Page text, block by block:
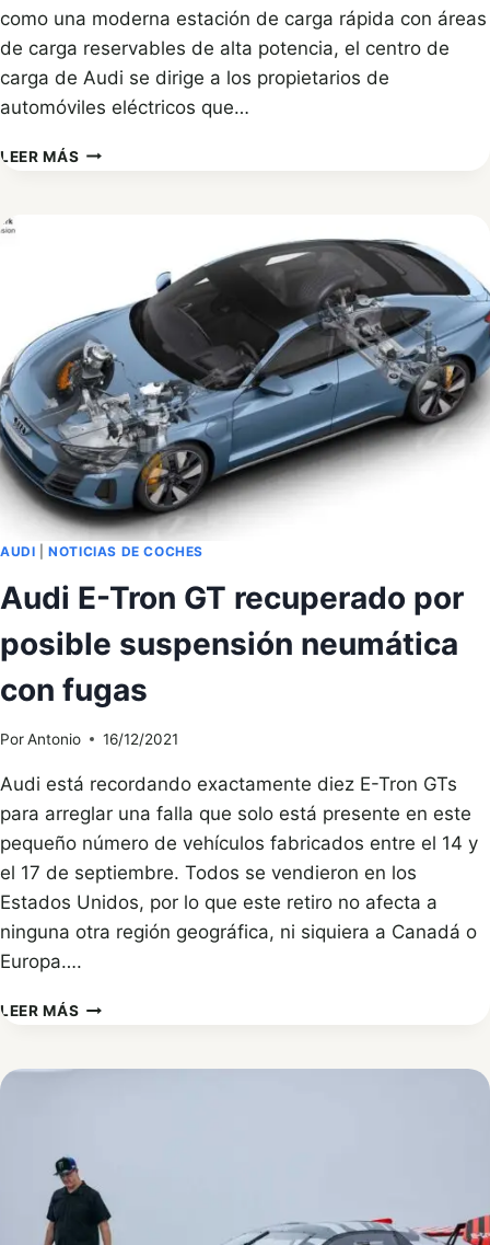
como una moderna estación de carga rápida con áreas
de carga reservables de alta potencia, el centro de
carga de Audi se dirige a los propietarios de
automóviles eléctricos que…
LEER MÁS AUDI
DE
VEHÍCULOS
ELÉCTRICOS
ESTILO
LOUNGE
EN
ALEMANIA
AUDI |NOTICIAS DE COCHES
Audi E-Tron GT recuperado por
posible suspensión neumática
con fugas
PorAntonio 16/12/2021
Audi está recordando exactamente diez E-Tron GTs
para arreglar una falla que solo está presente en este
pequeño número de vehículos fabricados entre el 14 y
el 17 de septiembre. Todos se vendieron en los
Estados Unidos, por lo que este retiro no afecta a
ninguna otra región geográfica, ni siquiera a Canadá o
Europa….
LEER MÁS AUDI
GT
SUSPENSIÓN
NEUMÁTICA
CON
FUGAS